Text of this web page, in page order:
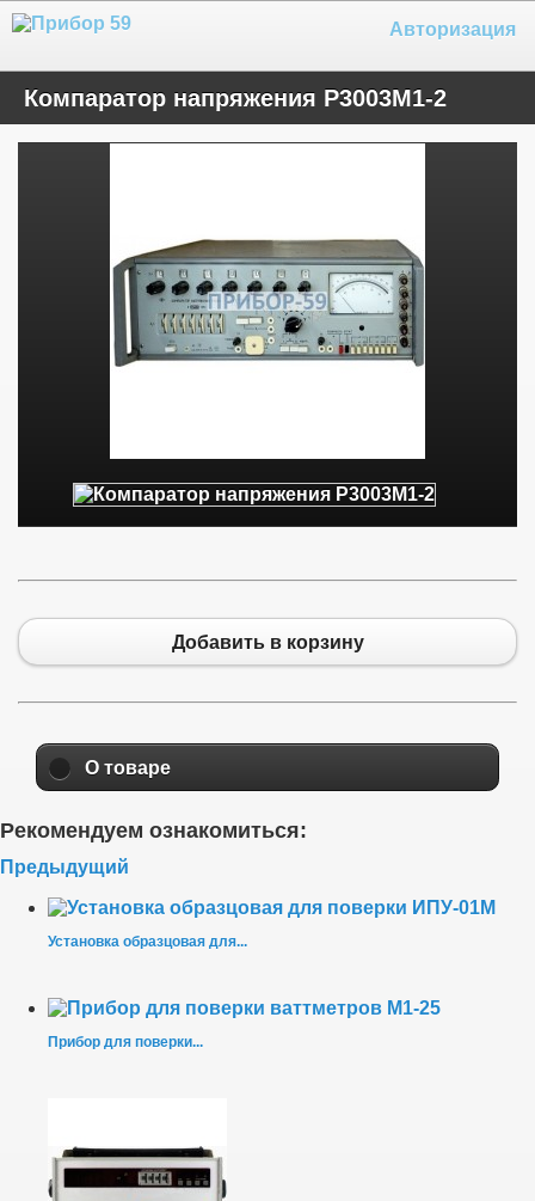
Авторизация
Компаратор напряжения Р3003М1-2
Добавить в корзину
О товаре
Рекомендуем ознакомиться:
Предыдущий
Установка образцовая для...
Прибор для поверки...